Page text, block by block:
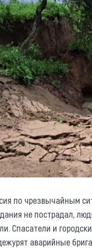
по чрезвычайным
не пострадал,
Спасатели и
аварийные